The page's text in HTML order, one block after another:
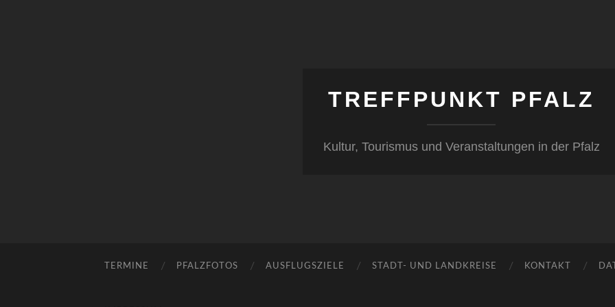
TREFFPUNKT PFALZ
Kultur, Tourismus und Veranstaltungen in der Pfalz
TERMINE PFALZFOTOS AUSFLUGSZIELE STADT- UND LANDKREISE KONTAKT